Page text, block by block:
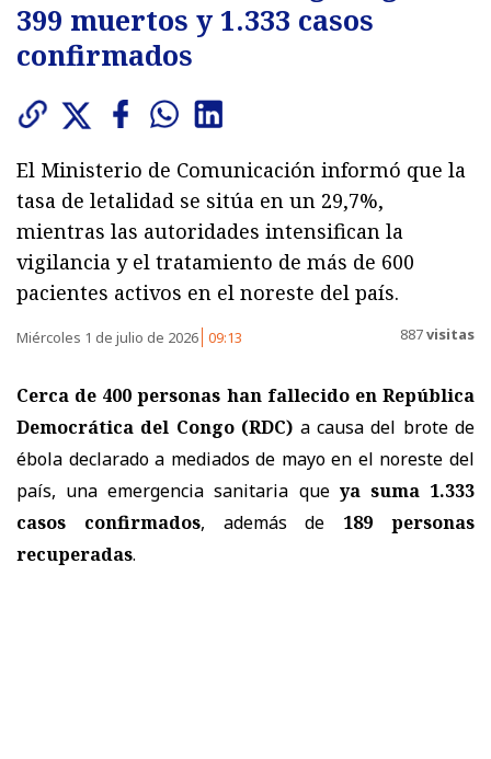
399 muertos y 1.333 casos
confirmados
El Ministerio de Comunicación informó que la
tasa de letalidad se sitúa en un 29,7%,
mientras las autoridades intensifican la
vigilancia y el tratamiento de más de 600
pacientes activos en el noreste del país.
Miércoles 1 de julio de 2026 09:13 887visitas
Cerca de 400 personas han fallecido en República
Democrática del Congo (RDC) a causa del brote de
ébola declarado a mediados de mayo en el noreste del
país, una emergencia sanitaria que ya suma 1.333
casos confirmados, además de 189 personas
recuperadas.